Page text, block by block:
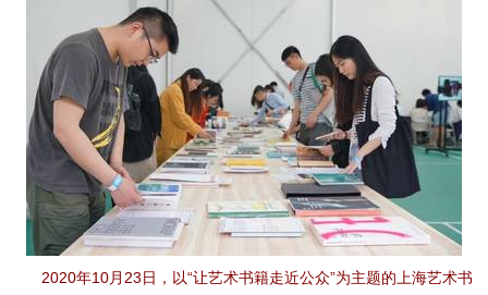
2020年10月23日，以“让艺术书籍走近公众”为主题的上海艺术书